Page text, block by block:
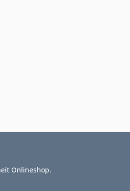
Onlineshop.